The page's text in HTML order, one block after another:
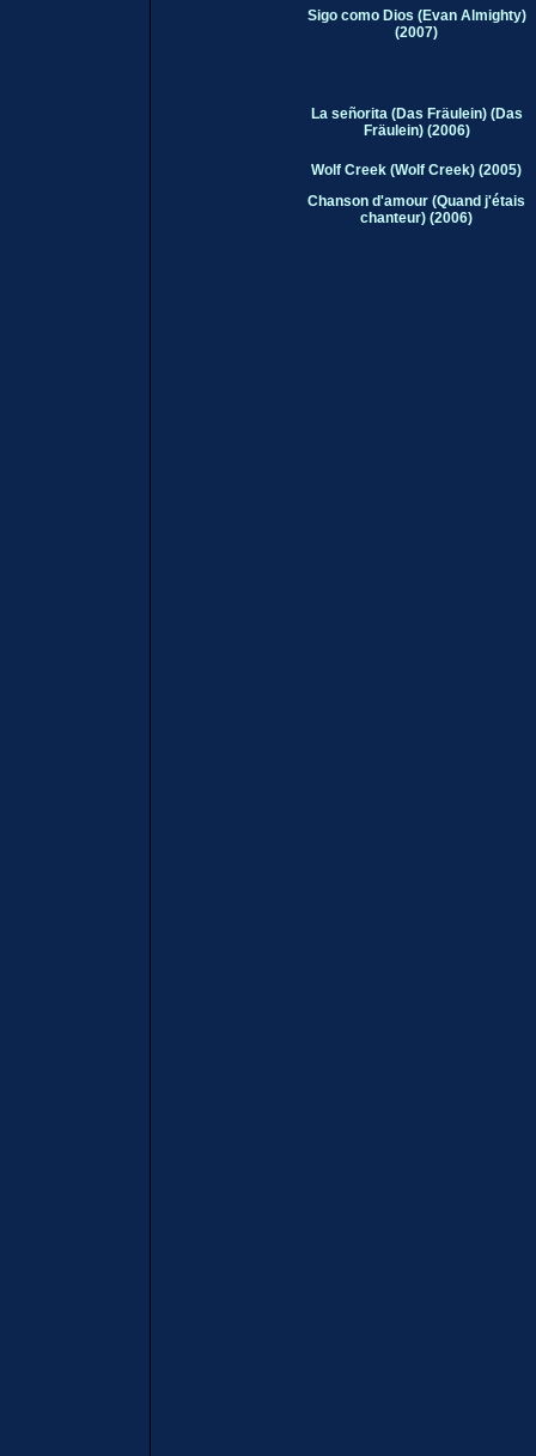
Sigo como Dios (Evan Almighty)
(2007)
La señorita (Das Fräulein) (Das
Fräulein) (2006)
Wolf Creek (Wolf Creek) (2005)
Chanson d'amour (Quand j'étais
chanteur) (2006)